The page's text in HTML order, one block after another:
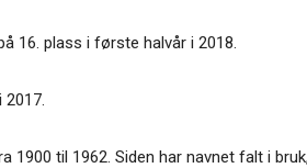
16. plass i første halvår i 2018.
1900 til 1962. Siden har navnet falt i